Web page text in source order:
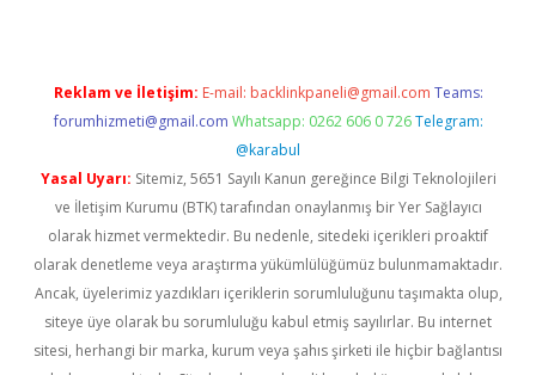
Reklam ve İletişim: E-mail: backlinkpaneli@gmail.com Teams:
forumhizmeti@gmail.com Whatsapp: 0262 606 0 726 Telegram:
@karabul
Yasal Uyarı: Sitemiz, 5651 Sayılı Kanun gereğince Bilgi Teknolojileri
ve İletişim Kurumu (BTK) tarafından onaylanmış bir Yer Sağlayıcı
olarak hizmet vermektedir. Bu nedenle, sitedeki içerikleri proaktif
olarak denetleme veya araştırma yükümlülüğümüz bulunmamaktadır.
Ancak, üyelerimiz yazdıkları içeriklerin sorumluluğunu taşımakta olup,
siteye üye olarak bu sorumluluğu kabul etmiş sayılırlar. Bu internet
sitesi, herhangi bir marka, kurum veya şahıs şirketi ile hiçbir bağlantısı